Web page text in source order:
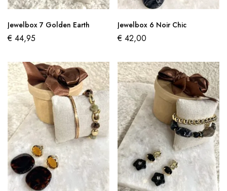
Jewelbox 7 Golden Earth
€ 44,95
Jewelbox 6 Noir Chic
€ 42,00